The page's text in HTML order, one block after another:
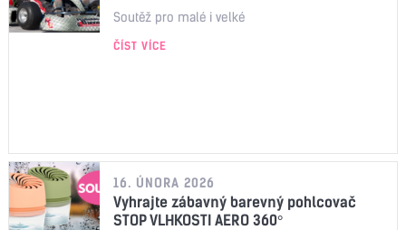
Soutěž pro malé i velké
ČÍST VÍCE
16. ÚNORA 2026
Vyhrajte zábavný barevný pohlcovač
STOP VLHKOSTI AERO 360°